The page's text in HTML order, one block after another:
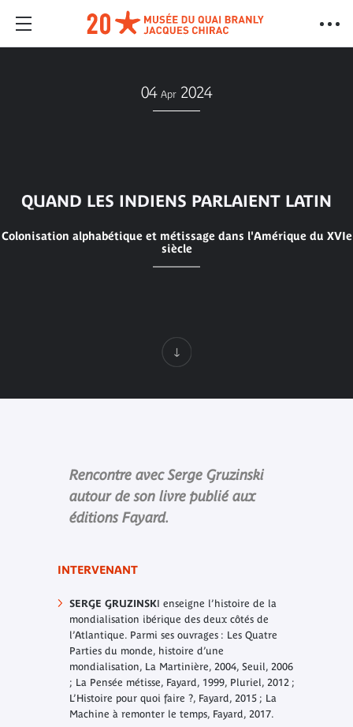
04 Apr 2024
QUAND LES INDIENS PARLAIENT LATIN
Colonisation alphabétique et métissage dans l'Amérique du XVIe
siècle
Rencontre avec Serge Gruzinski
autour de son livre publié aux
éditions Fayard.
INTERVENANT
SERGE GRUZINSKI enseigne l’histoire de la
mondialisation ibérique des deux côtés de
l’Atlantique. Parmi ses ouvrages : Les Quatre
Parties du monde, histoire d’une
mondialisation, La Martinière, 2004, Seuil, 2006
; La Pensée métisse, Fayard, 1999, Pluriel, 2012 ;
L’Histoire pour quoi faire ?, Fayard, 2015 ; La
Machine à remonter le temps, Fayard, 2017.